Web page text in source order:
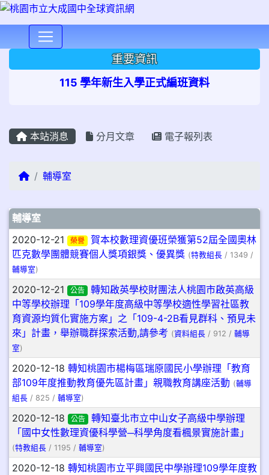
重要資訊
115 學年新生入學正式編班資料
本站消息 分月文章 電子報列表
回首頁輔導室
文章列表
輔導室
2020-12-21 榮譽
賀本校數理資優班榮獲第52屆全國奧林
匹克數學團體競賽個人獎項銀獎、優異獎 (特教組長 / 1349 /
輔導室)
2020-12-21 公告
轉知啟英學校財團法人桃園市啟英高級
中等學校辦理「109學年度高級中等學校適性學習社區教
育資源均質化實施方案」之「109-4-2B看見群科、預見未
來」計畫，舉辦職群探索活動,請參考 (資料組長 / 912 / 輔導
室)
2020-12-18 轉知桃園市楊梅區瑞原國民小學辦理「教育
部109年度推動教育優先區計畫」親職教育講座活動 (輔導
組長 / 825 / 輔導室)
2020-12-18 公告
轉知臺北市立中山女子高級中學辦理
「國中女性數理資優科學營─科學角度看楓景實施計畫」
(特教組長 / 1195 / 輔導室)
2020-12-18 轉知桃園市立平興國民中學辦理109學年度教